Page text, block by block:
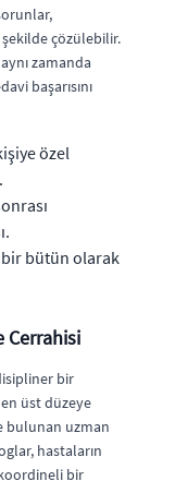
çözülebilir.
zamanda
başarısını
özel
bütün olarak
Cerrahisi
bir
üst düzeye
bulunan uzman
hastaların
bir